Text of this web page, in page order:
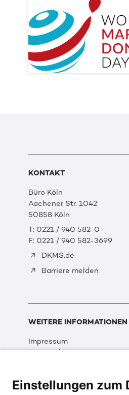
KONTAKT
Büro Köln
Aachener Str. 1042
50858 Köln
T: 0221 / 940 582-0
F: 0221 / 940 582-3699
DKMS.de
Barriere melden
WEITERE INFORMATIONEN
Impressum
Datenschutz
Erklärung zur
Einstellungen zum